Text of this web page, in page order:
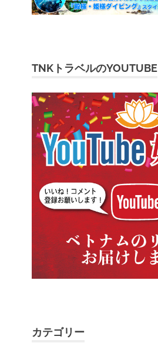
TNKトラベルのYOUTUBE
カテゴリー